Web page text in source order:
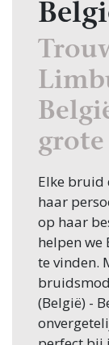
grote
Elke bruid
haar
op haar
helpen
te vinden.
(België) -